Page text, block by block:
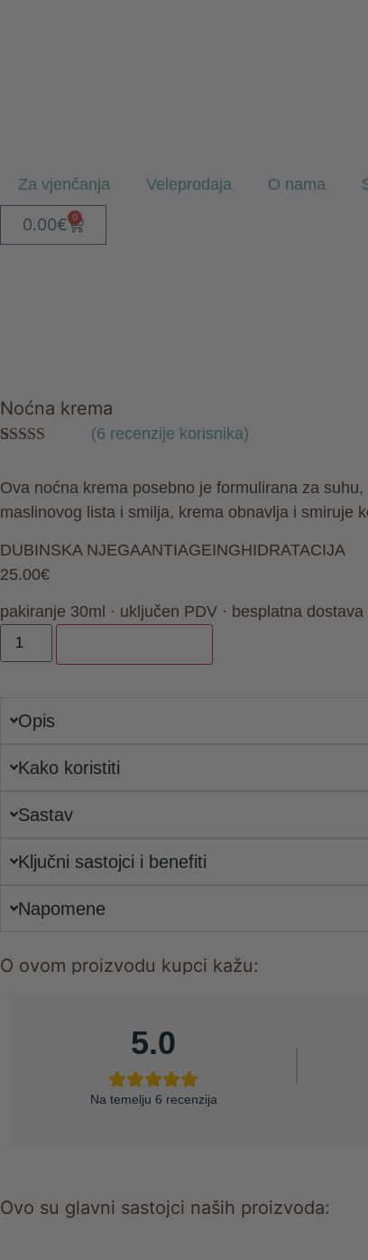
Za vjenčanja Veleprodaja O nama
0.00€ 0
Noćna krema
od ukupno 5
(korisnika)
(6 recenzije korisnika)
Ova noćna krema posebno je formulirana za
maslinovog lista i smilja, krema obnavlja i smiruje
DUBINSKA NJEGAANTIAGEINGHIDRATACIJA
25.00€
pakiranje 30ml · uključen PDV · besplatna
Opis
Kako koristiti
Sastav
Ključni sastojci i benefiti
Napomene
O ovom proizvodu kupci kažu:
5.0
Na temelju 6 recenzija
Ovo su glavni sastojci naših proizvoda: